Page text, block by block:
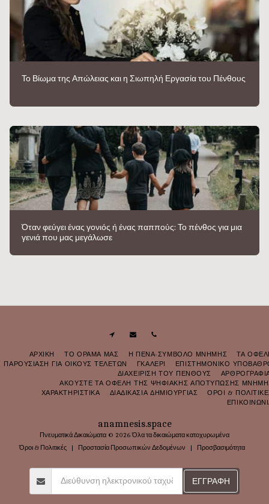
Το Βίωμα της Απώλειας και η Σιωπηλή Εργασία του Πένθους
Όταν φεύγει ένας γονιός ή ένας παππούς: Το πένθος για μια
γενιά που μας μεγάλωσε
anamnesis.space
Πνευματικά Δικαιώματα © 2026 Όλα τα δικαιώματα κατοχυρωμένα
Όροι & Πολιτικές | Προστασία Προσωπικών Δεδομένων | Προσβασιμότητα
ΑΡΧΙΚΗ ΤΟ ΟΡΑΜΑ ΜΑΣ Η ΠΕΝΑ-ΣΥΜΒΟΛΟ ΜΝΗΜΗΣ
ΤΑ
ΠΑΡΟΥΣΙΑΣΗ ΓΙΑ ΟΙΚΟΥΣ ΤΕΛΕΤΩΝ
ΓΚΑΛΕΡΙ
ΕΠΙΣΤΗΜΟΝΙΚΟ
ΔΙΑΧΕΙΡΙΣΗ ΤΟΥ ΠΕΝΘΟΥΣ
ΑΚΟΥΣΤΕ ΤΑ ΟΦΕΛΗ ΤΗΣ ΨΗΦΙΑΚΗΣ ΑΠΟΤΥΠΩΣΗΣ
ΧΑΡΑΚΤΗΡΙΣΤΙΚΑ
ΔΙΑΔΙΚΑΣΙΑ ΔΗΜΙΟΥΡΓΙΑΣ
ΟΡΟΙ &
ΕΓΓΡΑΦΉ